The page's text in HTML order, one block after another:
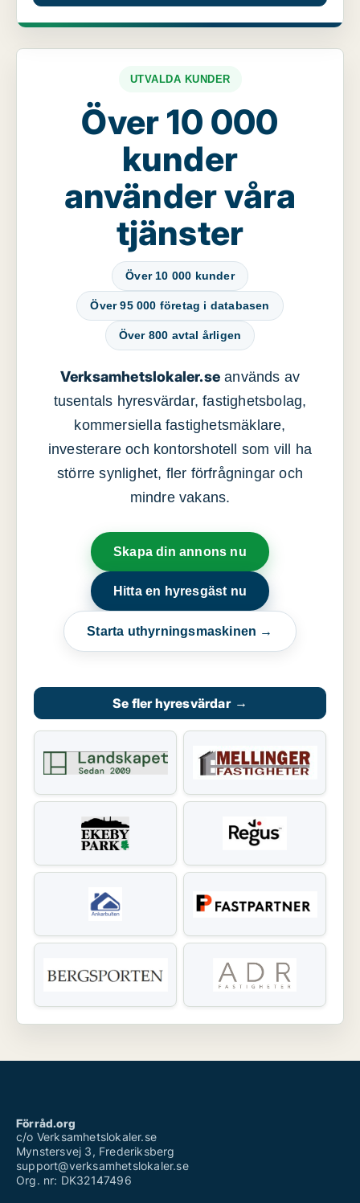
UTVALDA KUNDER
Över 10 000
kunder
använder våra
tjänster
Över 10 000 kunder
Över 95 000 företag i databasen
Över 800 avtal årligen
Verksamhetslokaler.se används av
tusentals hyresvärdar, fastighetsbolag,
kommersiella fastighetsmäklare,
investerare och kontorshotell som vill ha
större synlighet, fler förfrågningar och
mindre vakans.
Skapa din annons nu
Hitta en hyresgäst nu
Starta uthyrningsmaskinen →
Se fler hyresvärdar →
Förråd.org
c/o Verksamhetslokaler.se
Mynstersvej 3, Frederiksberg
support@verksamhetslokaler.se
Org. nr: DK32147496